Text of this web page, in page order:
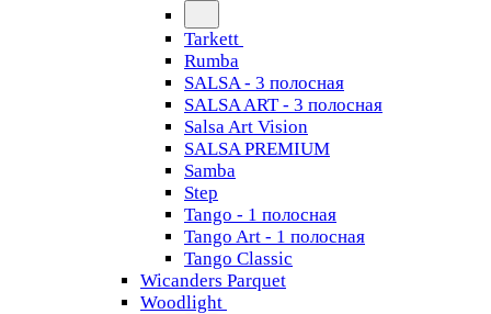
Tarkett
Rumba
SALSA - 3 полосная
SALSA ART - 3 полосная
Salsa Art Vision
SALSA PREMIUM
Samba
Step
Tango - 1 полосная
Tango Art - 1 полосная
Tango Classiс
Wicanders Parquet
Woodlight